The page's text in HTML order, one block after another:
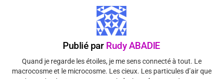
Publié par Rudy ABADIE
Quand je regarde les étoiles, je me sens connecté à tout. Le
macrocosme et le microcosme. Les cieux. Les particules d’air que